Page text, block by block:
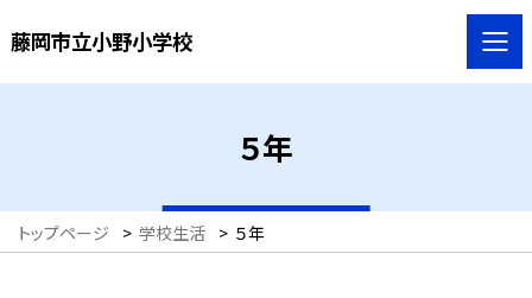
藤岡市立小野小学校
５年
トップページ > 学校生活 > ５年